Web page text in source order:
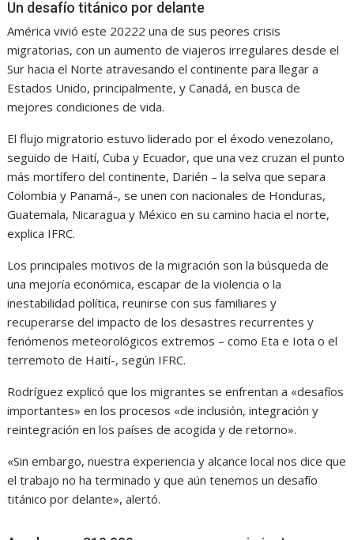
Un desafío titánico por delante
América vivió este 20222 una de sus peores crisis
migratorias, con un aumento de viajeros irregulares desde el
Sur hacia el Norte atravesando el continente para llegar a
Estados Unido, principalmente, y Canadá, en busca de
mejores condiciones de vida.
El flujo migratorio estuvo liderado por el éxodo venezolano,
seguido de Haití, Cuba y Ecuador, que una vez cruzan el punto
más mortífero del continente, Darién – la selva que separa
Colombia y Panamá-, se unen con nacionales de Honduras,
Guatemala, Nicaragua y México en su camino hacia el norte,
explica IFRC.
Los principales motivos de la migración son la búsqueda de
una mejoría económica, escapar de la violencia o la
inestabilidad política, reunirse con sus familiares y
recuperarse del impacto de los desastres recurrentes y
fenómenos meteorológicos extremos – como Eta e Iota o el
terremoto de Haití-, según IFRC.
Rodríguez explicó que los migrantes se enfrentan a «desafíos
importantes» en los procesos «de inclusión, integración y
reintegración en los países de acogida y de retorno».
«Sin embargo, nuestra experiencia y alcance local nos dice que
el trabajo no ha terminado y que aún tenemos un desafío
titánico por delante», alertó.